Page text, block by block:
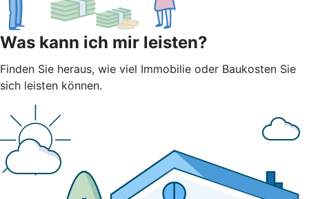
Was kann ich mir leisten?
Finden Sie heraus, wie viel Immobilie oder Baukosten Sie
sich leisten können.